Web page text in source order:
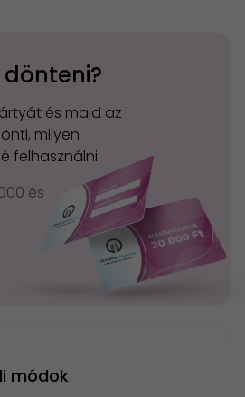
és majd az
milyen
felhasználni.
és
módok